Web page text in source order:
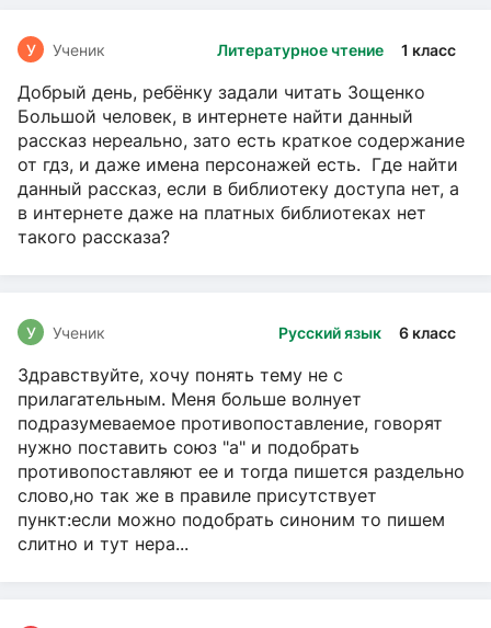
Литературное чтение 1 класс
У Ученик
Добрый день, ребёнку задали читать Зощенко
Большой человек, в интернете найти данный
рассказ нереально, зато есть краткое содержание
от гдз, и даже имена персонажей есть. Где найти
данный рассказ, если в библиотеку доступа нет, а
в интернете даже на платных библиотеках нет
такого рассказа?
Русский язык 6 класс
У Ученик
Здравствуйте, хочу понять тему не с
прилагательным. Меня больше волнует
подразумеваемое противопоставление, говорят
нужно поставить союз "а" и подобрать
противопоставляют ее и тогда пишется раздельно
слово,но так же в правиле присутствует
пункт:если можно подобрать синоним то пишем
слитно и тут нера...